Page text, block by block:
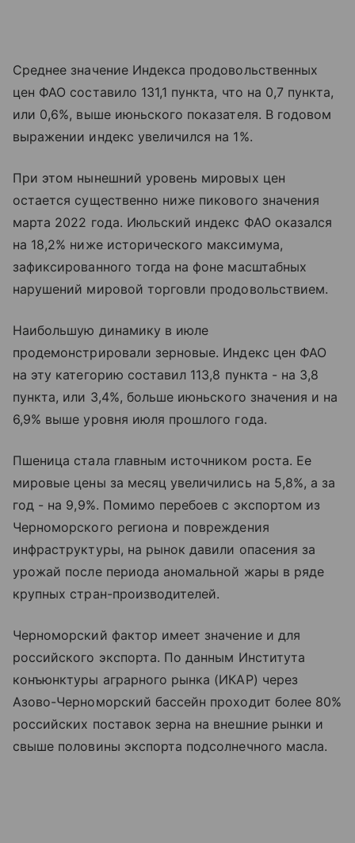
Среднее значение Индекса продовольственных
цен ФАО составило 131,1 пункта, что на 0,7 пункта,
или 0,6%, выше июньского показателя. В годовом
выражении индекс увеличился на 1%.
При этом нынешний уровень мировых цен
остается существенно ниже пикового значения
марта 2022 года. Июльский индекс ФАО оказался
на 18,2% ниже исторического максимума,
зафиксированного тогда на фоне масштабных
нарушений мировой торговли продовольствием.
Наибольшую динамику в июле
продемонстрировали зерновые. Индекс цен ФАО
на эту категорию составил 113,8 пункта - на 3,8
пункта, или 3,4%, больше июньского значения и на
6,9% выше уровня июля прошлого года.
Пшеница стала главным источником роста. Ее
мировые цены за месяц увеличились на 5,8%, а за
год - на 9,9%. Помимо перебоев с экспортом из
Черноморского региона и повреждения
инфраструктуры, на рынок давили опасения за
урожай после периода аномальной жары в ряде
крупных стран-производителей.
Черноморский фактор имеет значение и для
российского экспорта. По данным Института
конъюнктуры аграрного рынка (ИКАР) через
Азово-Черноморский бассейн проходит более 80%
российских поставок зерна на внешние рынки и
свыше половины экспорта подсолнечного масла.